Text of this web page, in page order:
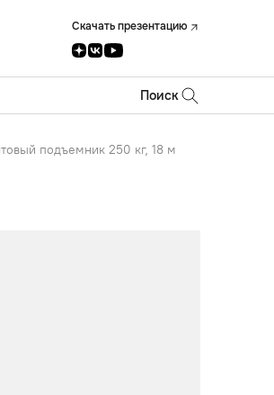
Скачать презентацию
Поиск
подъемник 250 кг, 18 м